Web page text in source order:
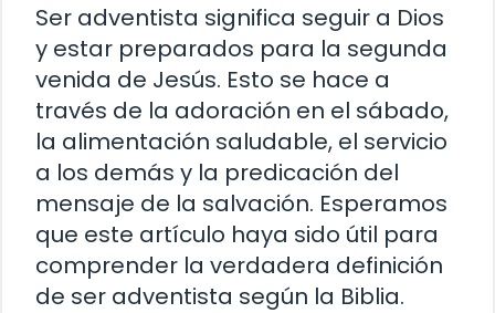
Ser adventista significa seguir a Dios
y estar preparados para la segunda
venida de Jesús. Esto se hace a
través de la adoración en el sábado,
la alimentación saludable, el servicio
a los demás y la predicación del
mensaje de la salvación. Esperamos
que este artículo haya sido útil para
comprender la verdadera definición
de ser adventista según la Biblia.